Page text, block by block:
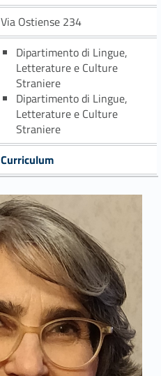
Via Ostiense 234
Dipartimento di Lingue,
Letterature e Culture
Straniere
Dipartimento di Lingue,
Letterature e Culture
Straniere
Curriculum